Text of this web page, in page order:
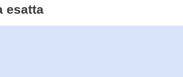
esatta